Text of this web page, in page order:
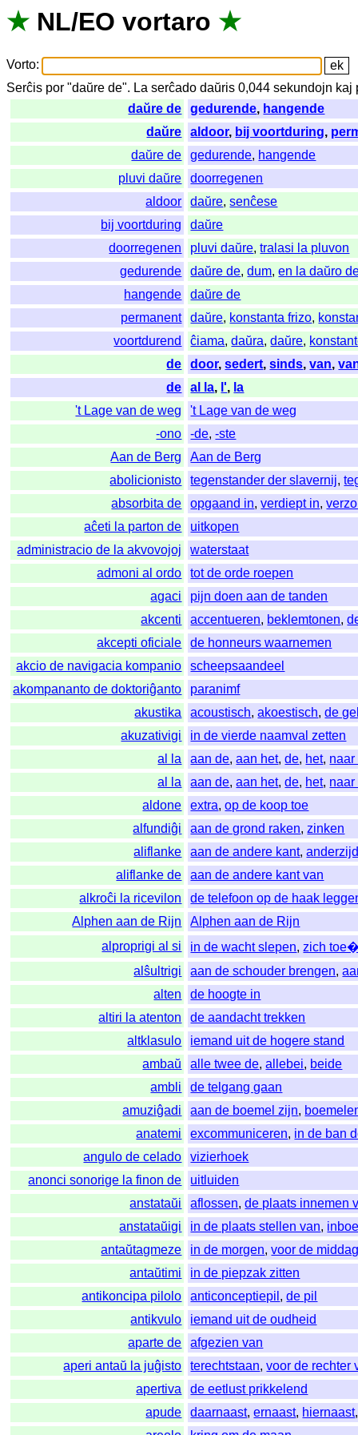
★ NL/EO vortaro ★
Vorto:
Serĉis por "daŭre de". La serĉado daŭris 0,044sekundojn kaj
daŭre de
gedurende, hangende
daŭre
aldoor, bij voortduring,
daŭre de
gedurende, hangende
pluvi daŭre
doorregenen
aldoor
daŭre,senĉese
bij voortduring
daŭre
doorregenen
pluvi daŭre,tralasi la pluvon
gedurende
daŭre de,dum,en la daŭro
hangende
daŭre de
permanent
daŭre, konstanta frizo,
voortdurend
ĉiama,daŭra,daŭre,
de
door,sedert,sinds,van,
de
al la, l', la
't Lage van de weg
't Lage van de weg
-ono
-de,-ste
Aan de Berg
Aan de Berg
abolicionisto
tegenstander der slavernij,
absorbita de
opgaand in,verdiept in,
aĉeti la parton de
uitkopen
administracio de la akvovojoj
waterstaat
admoni al ordo
tot de orde roepen
agaci
pijn doen aan de tanden
akcenti
accentueren, beklemtonen,
akcepti oficiale
de honneurs waarnemen
akcio de navigacia kompanio
scheepsaandeel
akompananto de doktoriĝanto
paranimf
akustika
acoustisch,akoestisch,de
akuzativigi
in de vierde naamval zetten
al la
aan de,aan het,de, het, naar
al la
aan de,aan het,de, het, naar
aldone
extra,op de koop toe
alfundiĝi
aan de grond raken,zinken
aliflanke
aan de andere kant,
aliflanke de
aan de andere kant van
alkroĉi la ricevilon
de telefoon op de haak
Alphen aan de Rijn
Alphen aan de Rijn
alproprigi al si
in de wacht slepen,zich
alŝultrigi
aan de schouder brengen,
alten
de hoogte in
altiri la atenton
de aandacht trekken
altklasulo
iemand uit de hogere stand
ambaŭ
alle twee de,allebei, beide
ambli
de telgang gaan
amuziĝadi
aan de boemel zijn,
anatemi
excommuniceren, in de ban
angulo de celado
vizierhoek
anonci sonorige la finon de
uitluiden
anstataŭi
aflossen,de plaats innemen
anstataŭigi
in de plaats stellen van,
antaŭtagmeze
in de morgen,voor de
antaŭtimi
in de piepzak zitten
antikoncipa pilolo
anticonceptiepil ,de pil
antikvulo
iemand uit de oudheid
aparte de
afgezien van
aperi antaŭ la juĝisto
terechtstaan,voor de rechter
apertiva
de eetlust prikkelend
apude
daarnaast,ernaast, hiernaast